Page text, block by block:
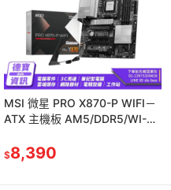
MSI 微星 PRO X870-P WIFI－
ATX 主機板 AM5/DDR5/WI-
$8,390